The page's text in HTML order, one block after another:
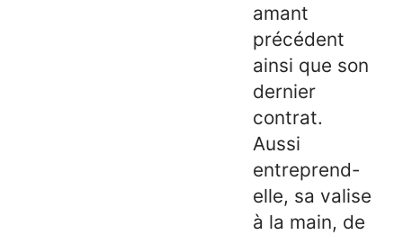
amant
précédent
ainsi que son
dernier
contrat.
Aussi
entreprend-
elle, sa valise
à la main, de